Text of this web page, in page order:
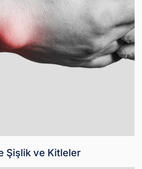
Şişlik ve Kitleler